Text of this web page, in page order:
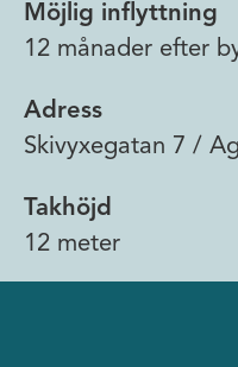
Möjlig inflyttning
12 månader efter
Adress
Skivyxegatan 7 /
Takhöjd
12 meter